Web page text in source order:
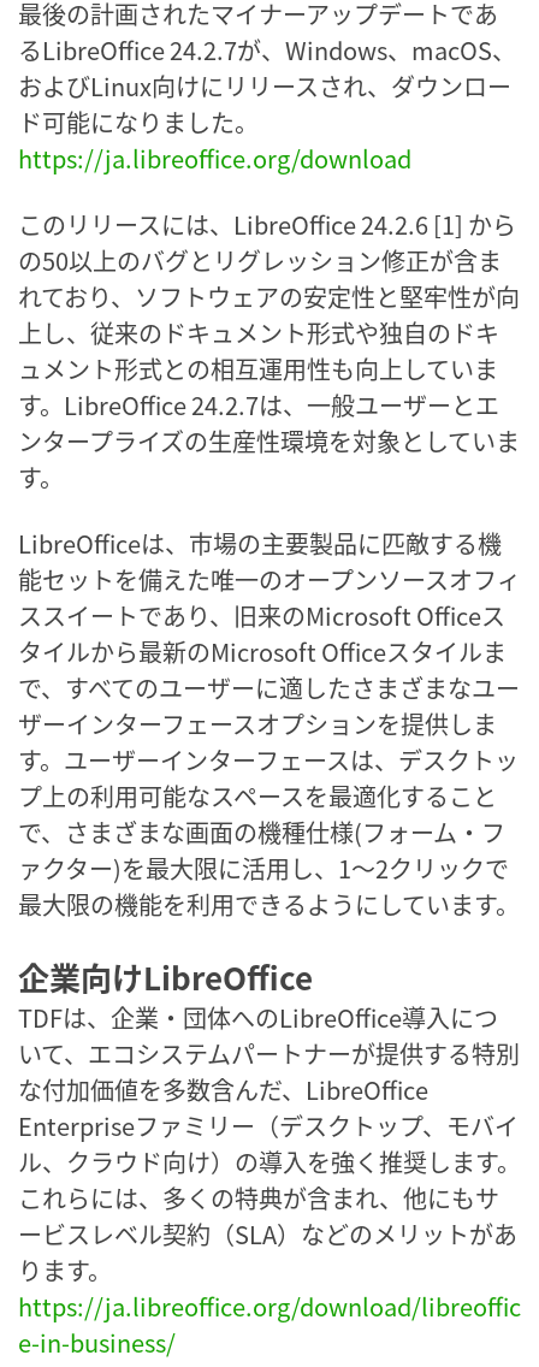
最後の計画されたマイナーアップデートであ
るLibreOffice 24.2.7が、Windows、macOS、
およびLinux向けにリリースされ、ダウンロー
ド可能になりました。
https://ja.libreoffice.org/download
このリリースには、LibreOffice 24.2.6 [1] から
の50以上のバグとリグレッション修正が含ま
れており、ソフトウェアの安定性と堅牢性が向
上し、従来のドキュメント形式や独自のドキ
ュメント形式との相互運用性も向上していま
す。LibreOffice 24.2.7は、一般ユーザーとエ
ンタープライズの生産性環境を対象としていま
す。
LibreOfficeは、市場の主要製品に匹敵する機
能セットを備えた唯一のオープンソースオフィ
ススイートであり、旧来のMicrosoft Officeス
タイルから最新のMicrosoft Officeスタイルま
で、すべてのユーザーに適したさまざまなユー
ザーインターフェースオプションを提供しま
す。ユーザーインターフェースは、デスクトッ
プ上の利用可能なスペースを最適化すること
で、さまざまな画面の機種仕様(フォーム・フ
ァクター)を最大限に活用し、1～2クリックで
最大限の機能を利用できるようにしています。
企業向けLibreOffice
TDFは、企業・団体へのLibreOffice導入につ
いて、エコシステムパートナーが提供する特別
な付加価値を多数含んだ、LibreOffice
Enterpriseファミリー（デスクトップ、モバイ
ル、クラウド向け）の導入を強く推奨します。
これらには、多くの特典が含まれ、他にもサ
ービスレベル契約（SLA）などのメリットがあ
ります。
https://ja.libreoffice.org/download/libreoffic
e-in-business/